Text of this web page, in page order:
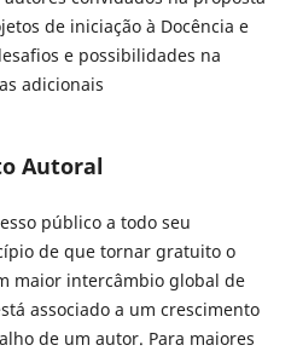
de iniciação à Docência e
e possibilidades na
adicionais
Autoral
público a todo seu
de que tornar gratuito o
maior intercâmbio global de
associado a um crescimento
de um autor. Para maiores